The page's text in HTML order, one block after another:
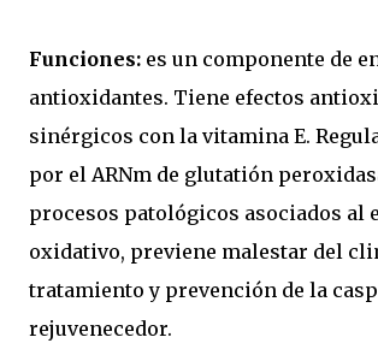
Funciones: es un componente de
antioxidantes. Tiene efectos
sinérgicos con la vitamina E.
por el ARNm de glutatión
procesos patológicos asociados al
oxidativo, previene malestar del
tratamiento y prevención de la
rejuvenecedor.